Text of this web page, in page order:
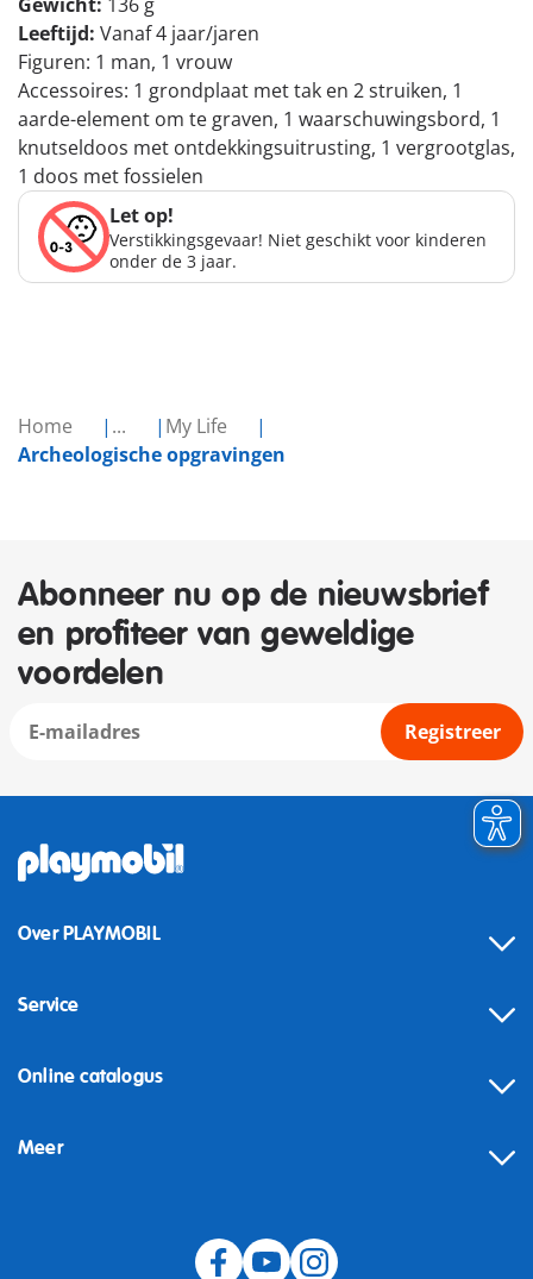
Home ...
My Life
Archeologische opgravingen
Leeftijd: Vanaf 4 jaar/jaren
Figuren: 1 man, 1 vrouw
Accessoires: 1 grondplaat met tak en 2 struiken, 1
aarde-element om te graven, 1 waarschuwingsbord, 1
knutseldoos met ontdekkingsuitrusting, 1 vergrootglas,
1 doos met fossielen
Let op!
Verstikkingsgevaar! Niet geschikt voor kinderen
onder de 3 jaar.
Abonneer nu op de nieuwsbrief
en profiteer van geweldige
voordelen
Registreer
Over PLAYMOBIL
Service
Online catalogus
Meer